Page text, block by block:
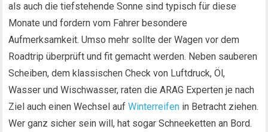
als auch die tiefstehende Sonne sind typisch für diese
Monate und fordern vom Fahrer besondere
Aufmerksamkeit. Umso mehr sollte der Wagen vor dem
Roadtrip überprüft und fit gemacht werden. Neben sauberen
Scheiben, dem klassischen Check von Luftdruck, Öl,
Wasser und Wischwasser, raten die ARAG Experten je nach
Ziel auch einen Wechsel aufWinterreifen in Betracht ziehen.
Wer ganz sicher sein will, hat sogar Schneeketten an Bord.